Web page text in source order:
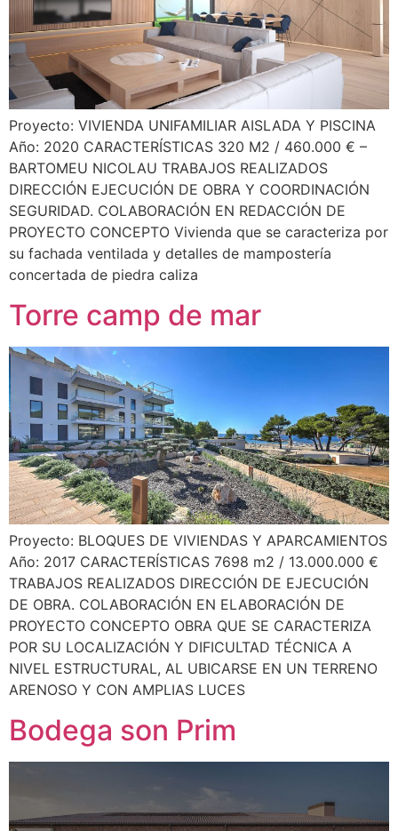
Proyecto: VIVIENDA UNIFAMILIAR AISLADA Y PISCINA
Año: 2020 CARACTERÍSTICAS 320 M2 / 460.000 € –
BARTOMEU NICOLAU TRABAJOS REALIZADOS
DIRECCIÓN EJECUCIÓN DE OBRA Y COORDINACIÓN
SEGURIDAD. COLABORACIÓN EN REDACCIÓN DE
PROYECTO CONCEPTO Vivienda que se caracteriza por
su fachada ventilada y detalles de mampostería
concertada de piedra caliza
Torre camp de mar
Proyecto: BLOQUES DE VIVIENDAS Y APARCAMIENTOS
Año: 2017 CARACTERÍSTICAS 7698 m2 / 13.000.000 €
TRABAJOS REALIZADOS DIRECCIÓN DE EJECUCIÓN
DE OBRA. COLABORACIÓN EN ELABORACIÓN DE
PROYECTO CONCEPTO OBRA QUE SE CARACTERIZA
POR SU LOCALIZACIÓN Y DIFICULTAD TÉCNICA A
NIVEL ESTRUCTURAL, AL UBICARSE EN UN TERRENO
ARENOSO Y CON AMPLIAS LUCES
Bodega son Prim